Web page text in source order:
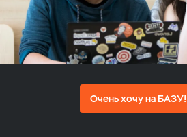
Очень хочу на БАЗУ!